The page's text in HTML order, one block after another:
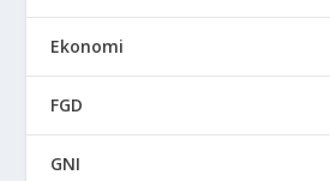
Ekonomi
FGD
GNI